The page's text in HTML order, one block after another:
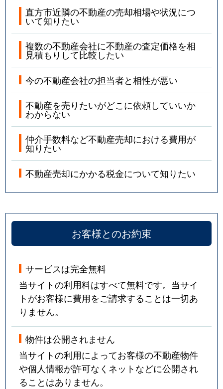
直方市近隣の不動産の売却相場や状況につ
いて知りたい
複数の不動産会社に不動産の査定価格を相
見積もりして比較したい
今の不動産会社の担当者と相性が悪い
不動産を売りたいがどこに依頼していいか
わからない
仲介手数料など不動産売却における費用が
知りたい
不動産売却にかかる税金について知りたい
お客様とのお約束
サービスは完全無料
当サイトの利用料はすべて無料です。当サイ
トがお客様に費用をご請求することは一切あ
りません。
物件は公開されません
当サイトの利用によってお客様の不動産物件
や個人情報が許可なくネットなどに公開され
ることはありません。